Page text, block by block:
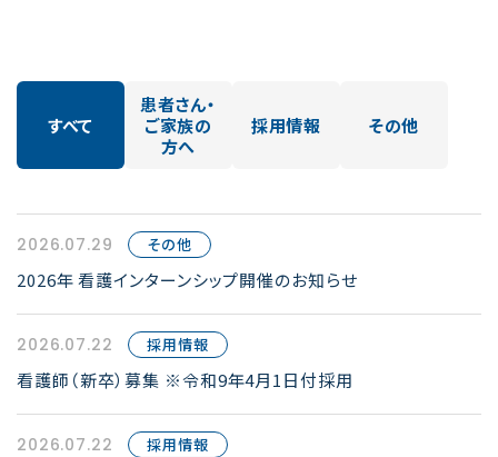
すべて
患者さん・
ご家族の
方へ
採用情報 その他
2026.07.29 その他
2026年 看護インターンシップ開催のお知らせ
2026.07.22 採用情報
看護師（新卒）募集 ※令和9年4月1日付採用
2026.07.22 採用情報